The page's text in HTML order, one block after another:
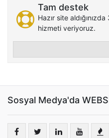
Tam destek
Hazır site
hizmeti veriyoruz.
Sosyal Medya'da